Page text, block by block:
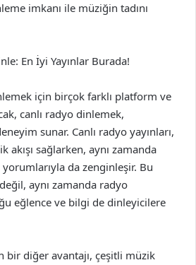
imkanı ile müziğin tadını
En İyi Yayınlar Burada!
için birçok farklı platform ve
canlı radyo dinlemek,
sunar. Canlı radyo yayınları,
akışı sağlarken, aynı zamanda
yorumlarıyla da zenginleşir. Bu
aynı zamanda radyo
eğlence ve bilgi de dinleyicilere
bir diğer avantajı, çeşitli müzik